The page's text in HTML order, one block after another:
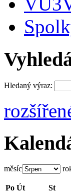
Hledaný výraz:
měsíc
Po Út St